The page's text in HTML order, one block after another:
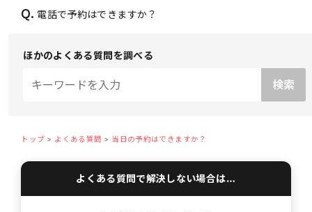
Q. 電話で予約はできますか？
ほかのよくある質問を調べる
トップ よくある質問 当日の予約はできますか？
よくある質問で解決しない場合は…